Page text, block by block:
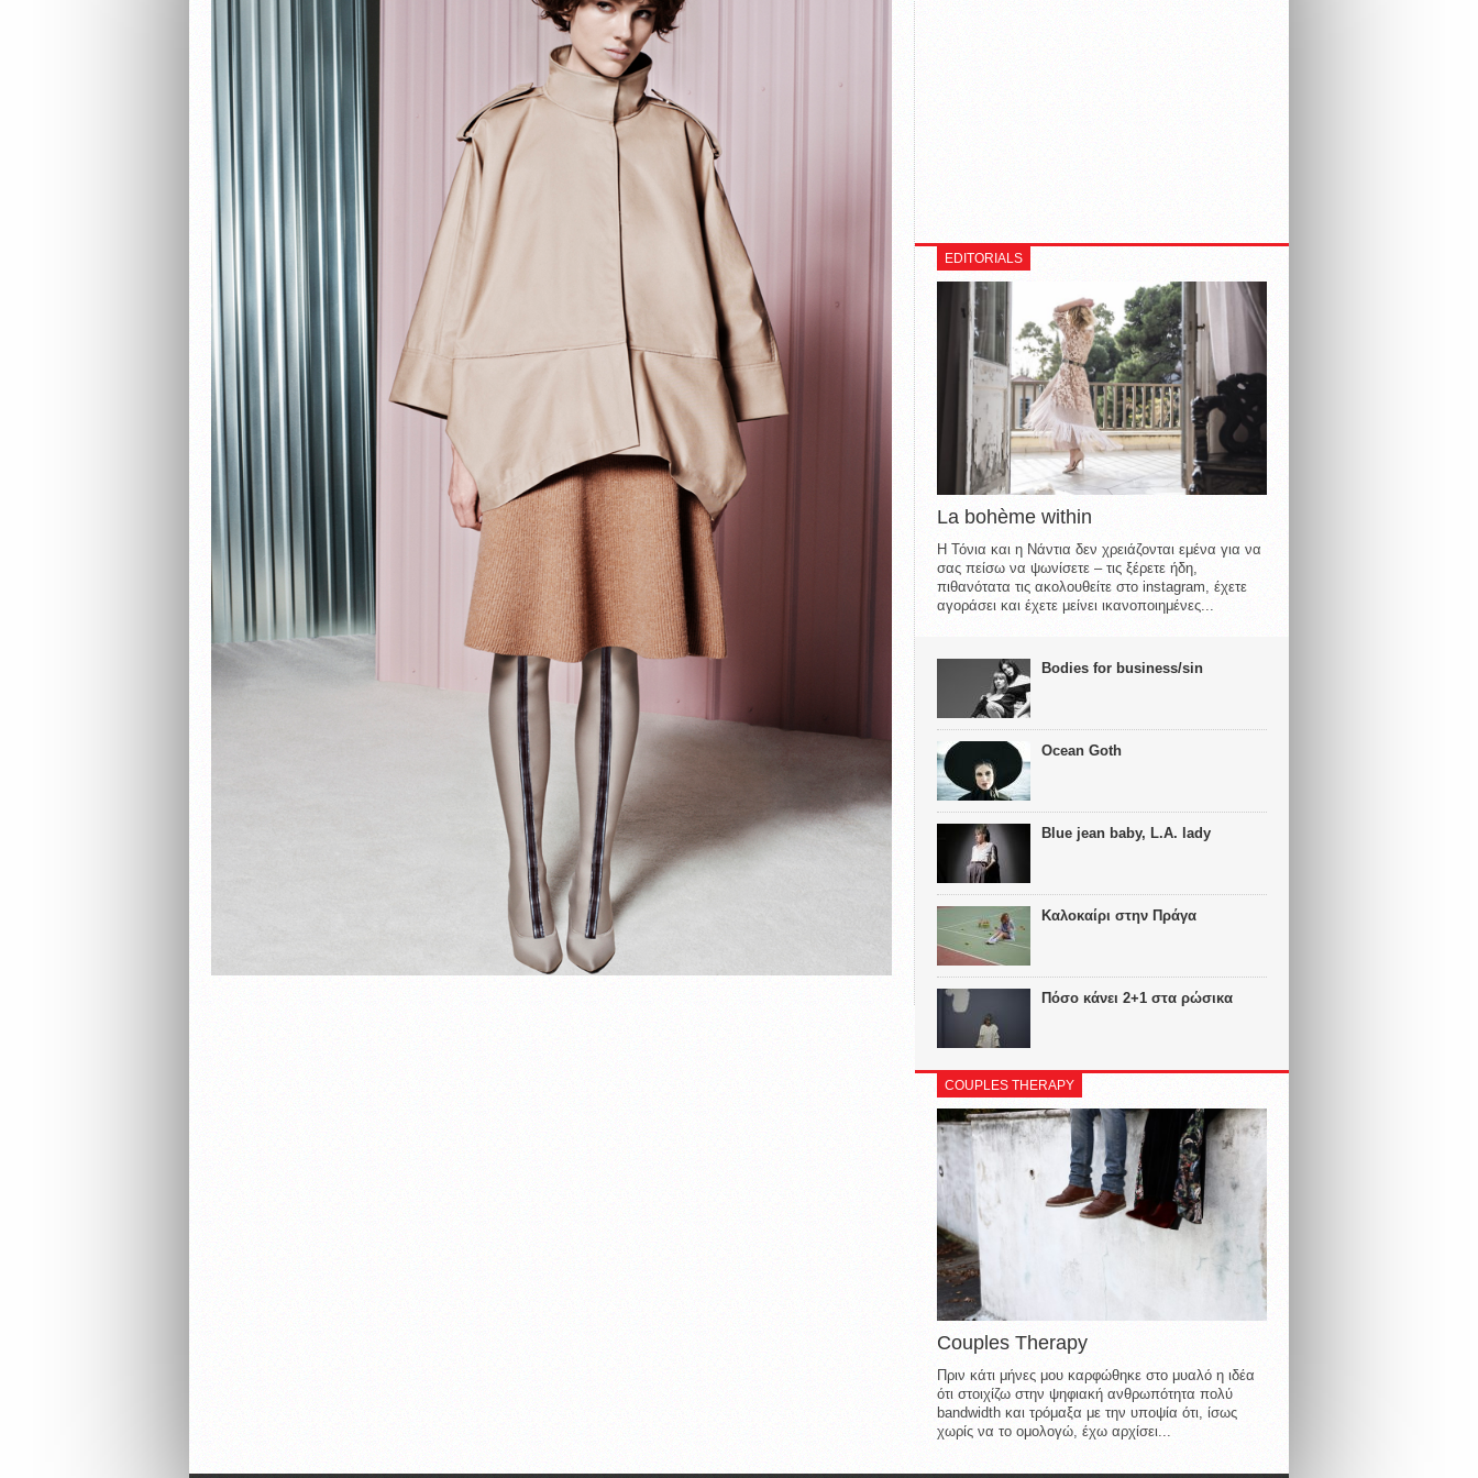
EDITORIALS
La bohème within
Η Τόνια και η Νάντια δεν χρειάζονται εμένα για να
σας πείσω να ψωνίσετε – τις ξέρετε ήδη,
πιθανότατα τις ακολουθείτε στο instagram, έχετε
αγοράσει και έχετε μείνει ικανοποιημένες...
Bodies for business/sin
Ocean Goth
Blue jean baby, L.A. lady
Καλοκαίρι στην Πράγα
Πόσο κάνει 2+1 στα ρώσικα
COUPLES THERAPY
Couples Therapy
Πριν κάτι μήνες μου καρφώθηκε στο μυαλό η ιδέα
ότι στοιχίζω στην ψηφιακή ανθρωπότητα πολύ
bandwidth και τρόμαξα με την υποψία ότι, ίσως
χωρίς να το ομολογώ, έχω αρχίσει...